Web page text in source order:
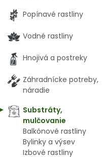
Popínavé rastliny
Vodné rastliny
Hnojivá a postreky
Záhradnícke potreby,
náradie
Substráty,
mulčovanie
Balkónové rastliny
Bylinky a výsev
Izbové rastliny